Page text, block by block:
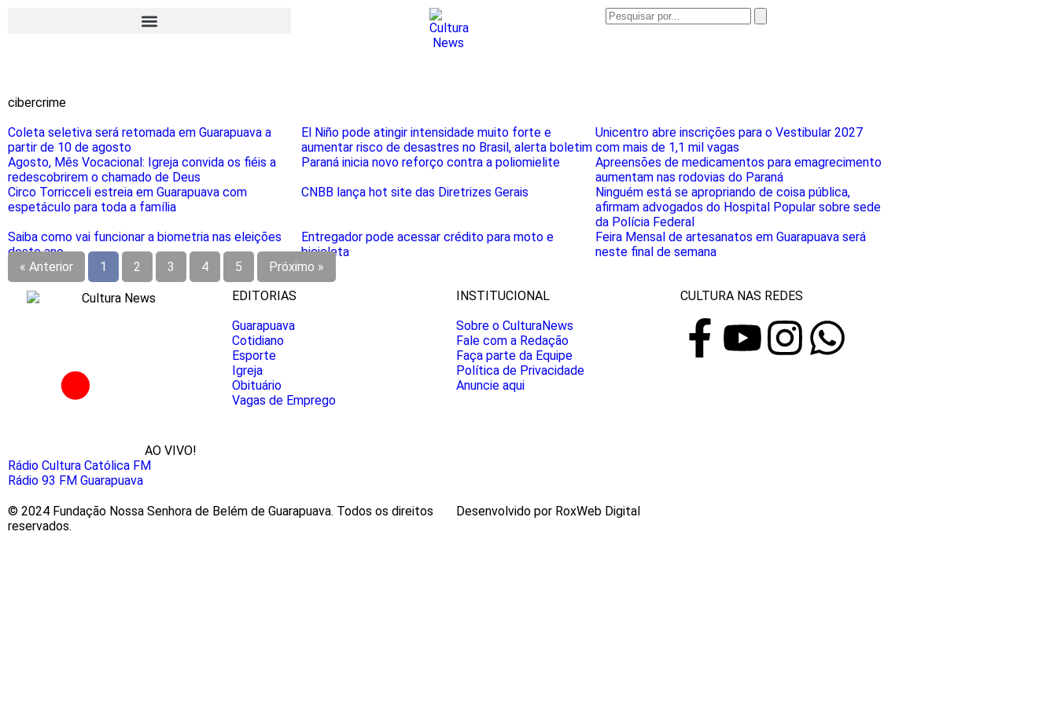
cibercrime
Coleta seletiva será retomada em Guarapuava a
partir de 10 de agosto
El Niño pode atingir intensidade muito forte e
aumentar risco de desastres no Brasil, alerta boletim
Unicentro abre inscrições para o Vestibular 2027
com mais de 1,1 mil vagas
Agosto, Mês Vocacional: Igreja convida os fiéis a
redescobrirem o chamado de Deus
Paraná inicia novo reforço contra a poliomielite
Apreensões de medicamentos para emagrecimento
aumentam nas rodovias do Paraná
Circo Torricceli estreia em Guarapuava com
espetáculo para toda a família
CNBB lança hot site das Diretrizes Gerais
Ninguém está se apropriando de coisa pública,
afirmam advogados do Hospital Popular sobre sede
da Polícia Federal
Saiba como vai funcionar a biometria nas eleições
deste ano
Entregador pode acessar crédito para moto e
bicicleta
Feira Mensal de artesanatos em Guarapuava será
neste final de semana
« Anterior
1 2 3 4 5 Próximo »
AO VIVO!
Rádio Cultura Católica FM
Rádio 93 FM Guarapuava
EDITORIAS
Guarapuava
Cotidiano
Esporte
Igreja
Obituário
Vagas de Emprego
INSTITUCIONAL
Sobre o CulturaNews
Fale com a Redação
Faça parte da Equipe
Política de Privacidade
Anuncie aqui
CULTURA NAS REDES
© 2024 Fundação Nossa Senhora de Belém de Guarapuava. Todos os direitos
reservados.
Desenvolvido por RoxWeb Digital